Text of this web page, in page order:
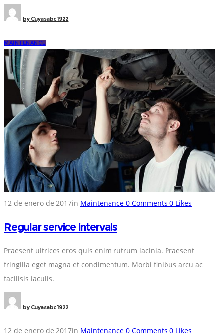
byCuyasabo1922
MAINTENANCE
12 de enero de 2017in Maintenance 0 Comments 0 Likes
Regular service intervals
Praesent ultrices eros quis enim rutrum lacinia. Praesent
fringilla eget magna et condimentum. Morbi finibus arcu ac
facilisis iaculis.
byCuyasabo1922
12 de enero de 2017in Maintenance 0 Comments 0 Likes